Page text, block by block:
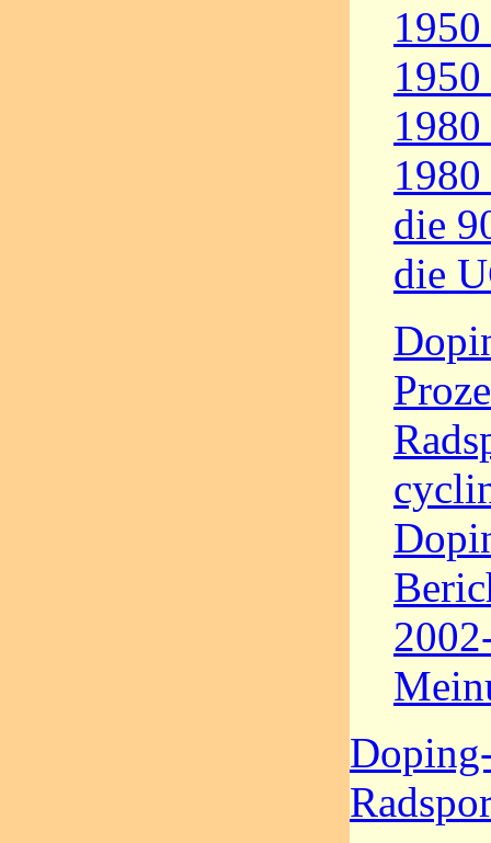
die
die